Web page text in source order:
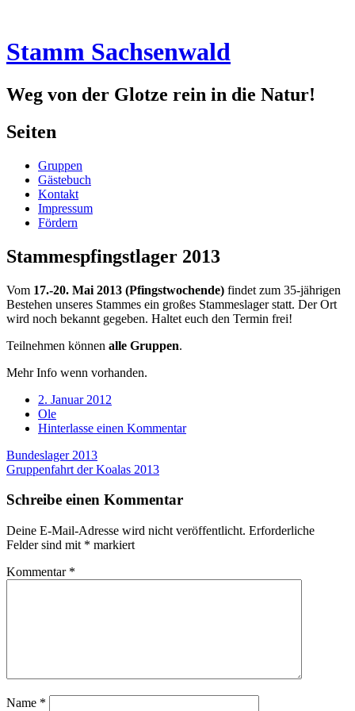
Stamm Sachsenwald
Weg von der Glotze rein in die Natur!
Seitenleiste
Seiten
Gruppen
Gästebuch
Kontakt
Impressum
Fördern
Stammespfingstlager 2013
Standard
Vom 17.-20. Mai 2013 (Pfingstwochende) findet zum 35-jährigen
Bestehen unseres Stammes ein großes Stammeslager statt. Der Ort
wird noch bekannt gegeben. Haltet euch den Termin frei!
Teilnehmen können alle Gruppen.
Mehr Info wenn vorhanden.
Verabredung
2. Januar 2012
Verfasser
Ole
Kommentare
Hinterlasse einen Kommentar
Beitragsnavigation
Bundeslager 2013
Gruppenfahrt der Koalas 2013
Schreibe einen Kommentar
Deine E-Mail-Adresse wird nicht veröffentlicht. Erforderliche
Felder sind mit * markiert
Kommentar *
Name *